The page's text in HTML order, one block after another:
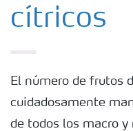
Almacenaje y
cítricos
El número de frutos
cuidadosamente
de todos los macro